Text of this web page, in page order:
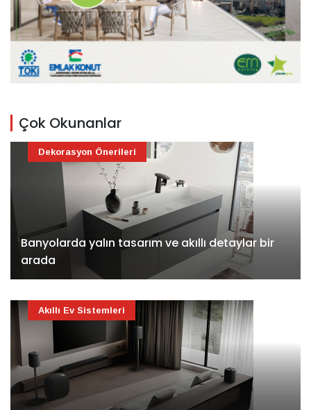
Çok Okunanlar
Banyolarda yalın tasarım ve akıllı detaylar bir
arada
Dekorasyon Önerileri
Akıllı Ev Sistemleri